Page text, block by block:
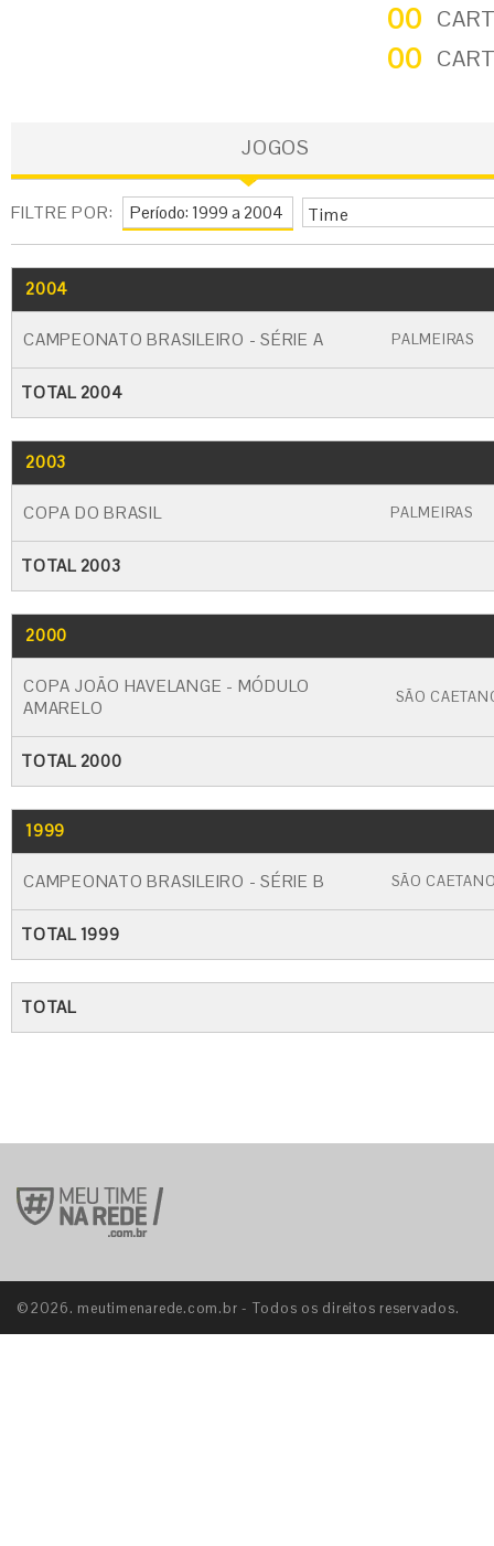
00
00
JOGOS
FILTRE POR: Time
2004
CAMPEONATO BRASILEIRO - SÉRIE A PALMEIRAS
TOTAL 2004
2003
COPA DO BRASIL PALMEIRAS
TOTAL 2003
2000
COPA JOÃO HAVELANGE - MÓDULO
AMARELO
SÃO
TOTAL 2000
1999
CAMPEONATO BRASILEIRO - SÉRIE B SÃO
TOTAL 1999
TOTAL
©2026. meutimenarede.com.br - Todos os direitos reservados.